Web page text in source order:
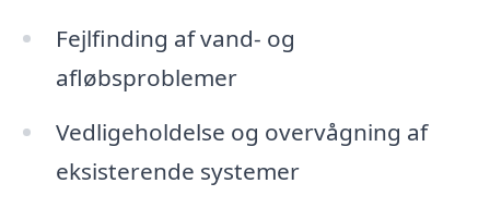
Fejlfinding af vand- og
afløbsproblemer
Vedligeholdelse og overvågning af
eksisterende systemer